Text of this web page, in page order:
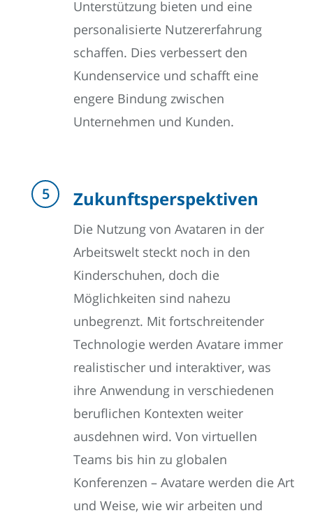
Unterstützung bieten und eine
personalisierte Nutzererfahrung
schaffen. Dies verbessert den
Kundenservice und schafft eine
engere Bindung zwischen
Unternehmen und Kunden.
Zukunftsperspektiven
Die Nutzung von Avataren in der
Arbeitswelt steckt noch in den
Kinderschuhen, doch die
Möglichkeiten sind nahezu
unbegrenzt. Mit fortschreitender
Technologie werden Avatare immer
realistischer und interaktiver, was
ihre Anwendung in verschiedenen
beruflichen Kontexten weiter
ausdehnen wird. Von virtuellen
Teams bis hin zu globalen
Konferenzen – Avatare werden die Art
und Weise, wie wir arbeiten und